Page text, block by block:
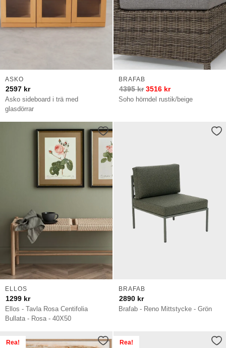
Asko sideboard i trä med
glasdörrar
ASKO
2597 kr
Soho hörndel rustik/beige
BRAFAB
4395kr 3516 kr
Ellos - Tavla Rosa Centifolia
Bullata - Rosa - 40X50
ELLOS
1299 kr
Brafab - Reno Mittstycke - Grön
BRAFAB
2890 kr
Rea! Rea!